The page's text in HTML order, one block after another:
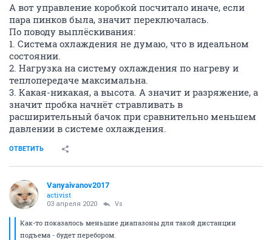
А вот управление коробкой посчитало иначе, если
пара пинков была, значит переключалась.
По поводу выплёскивания:
1. Система охлаждения не думаю, что в идеальном
состоянии.
2. Нагрузка на систему охлаждения по нагреву и
теплопередаче максимальна.
3. Какая-никакая, а высота. А значит и разряжение, а
значит пробка начнёт стравливать в
расширительный бачок при сравнительно меньшем
давлении в системе охлаждения.
ОТВЕТИТЬ
Vanyaivanov2017
activist
03 апреля 2020 Vs
Как-то показалось меньшие диапазоны для такой дистанции
подъема - будет перебором.